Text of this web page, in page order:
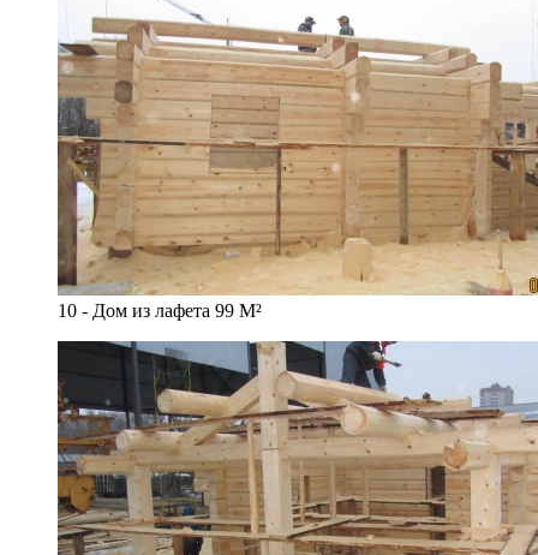
10 - Дом из лафета 99 М²